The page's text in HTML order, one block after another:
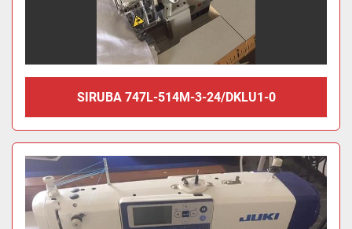
SIRUBA 747L-514M-3-24/DKLU1-0